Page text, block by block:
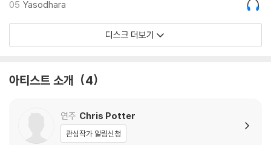
1) 침압 조절 기능이 없는 턴테이블을 사용하시는 경우, (주로 올인원 형태
모델) 다이내믹 사운드의 편차가 큰 트랙을 재생할 때 이상 현상이 발생할
2) 디스크는 정전기와 먼지로 인해 재생이 원활하지 않은 경우가 있습니
3) 바늘에 먼지가 쌓이는 경우에도 재생이 원활하지 않을 수 있습니다.
※ 디스크 외관 불량
05 Yasodhara
디스크 더보기
아티스트 소개 4
연주 Chris Potter
관심작가 알림신청